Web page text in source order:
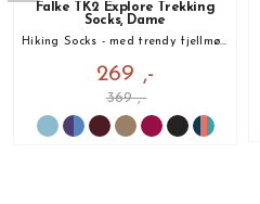
Falke TK2 Explore Trekking
Socks, Dame
Hiking Socks - med trendy fjellmønster!
269 ,-
369 ,-